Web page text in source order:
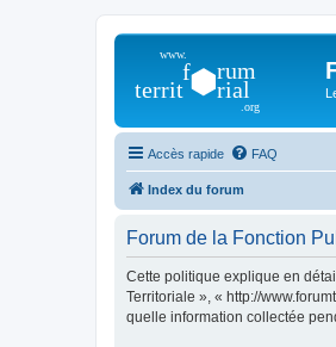
Accès rapide FAQ
Index du forum
Forum de la Fonction
Cette politique explique en
Territoriale », « http://
quelle information collectée